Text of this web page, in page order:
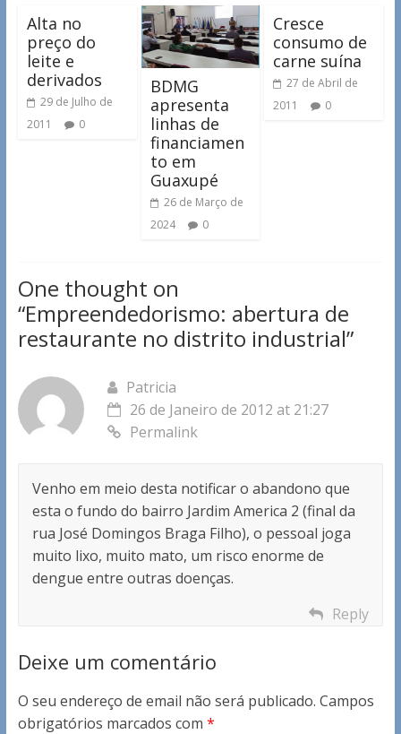
Alta no
preço do
leite e
derivados
29 de Julho de
2011
0
BDMG
apresenta
linhas de
financiamen
to em
Guaxupé
26 de Março de
2024
0
Cresce
consumo de
carne suína
27 de Abril de
2011
0
One thought on
“Empreendedorismo: abertura de
restaurante no distrito industrial”
Patricia
26 de Janeiro de 2012 at 21:27
Permalink
Venho em meio desta notificar o abandono que
esta o fundo do bairro Jardim America 2 (final da
rua José Domingos Braga Filho), o pessoal joga
muito lixo, muito mato, um risco enorme de
dengue entre outras doenças.
Reply
Deixe um comentário
O seu endereço de email não será publicado. Campos
obrigatórios marcados com *